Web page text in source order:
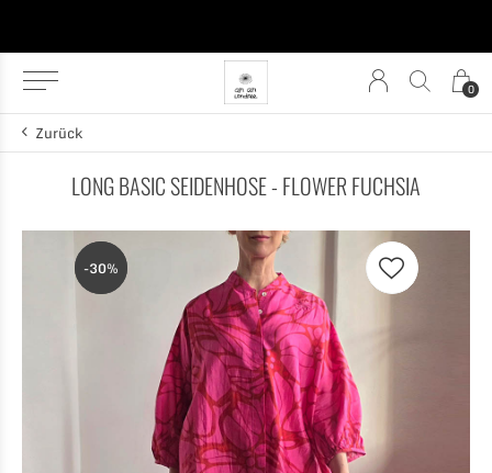
0
Zurück
LONG BASIC SEIDENHOSE - FLOWER FUCHSIA
-30%
-30%